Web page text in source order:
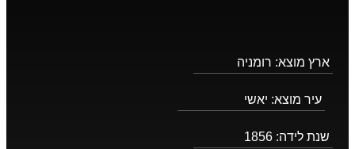
ארץ מוצא: רומניה
עיר מוצא: יאשי
שנת לידה: 1856